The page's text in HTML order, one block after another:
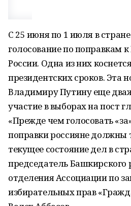
С 25 июня по 1 июля в
голосование по поправкам
России. Одна из них
президентских сроков. Эта
Владимиру Путину еще
участие в выборах на пост
«Прежде чем голосовать
поправки россияне должны
текущее состояние дел в
председатель Башкирского
отделения Ассоциации по
избирательных прав